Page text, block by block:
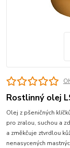
Rostlinný olej
Olej z pšeničných
pro zralou, suchou a
a změkčuje ztvrdlou
nenasycených